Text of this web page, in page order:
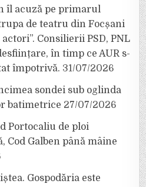
îl acuză pe primarul
de teatru din Focșani
Consilierii PSD, PNL
în timp ce AUR s-
împotrivă. 31/07/2026
sondei sub oglinda
batimetrice 27/07/2026
Portocaliu de ploi
Cod Galben până mâine
Gospodăria este